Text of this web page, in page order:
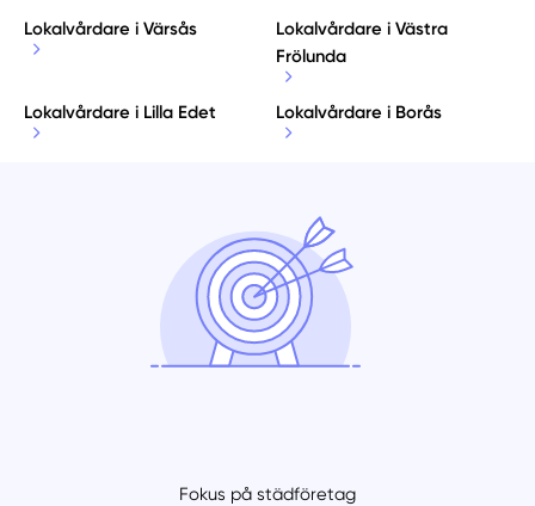
Lokalvårdare i Värsås
Lokalvårdare i Västra
Frölunda
Lokalvårdare i Lilla Edet Lokalvårdare i Borås
Fokus på städföretag